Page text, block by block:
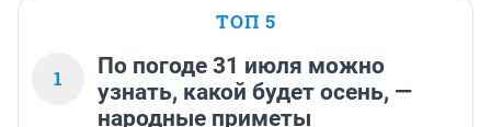
ТОП 5
1
По погоде 31 июля можно
узнать, какой будет осень, —
народные приметы